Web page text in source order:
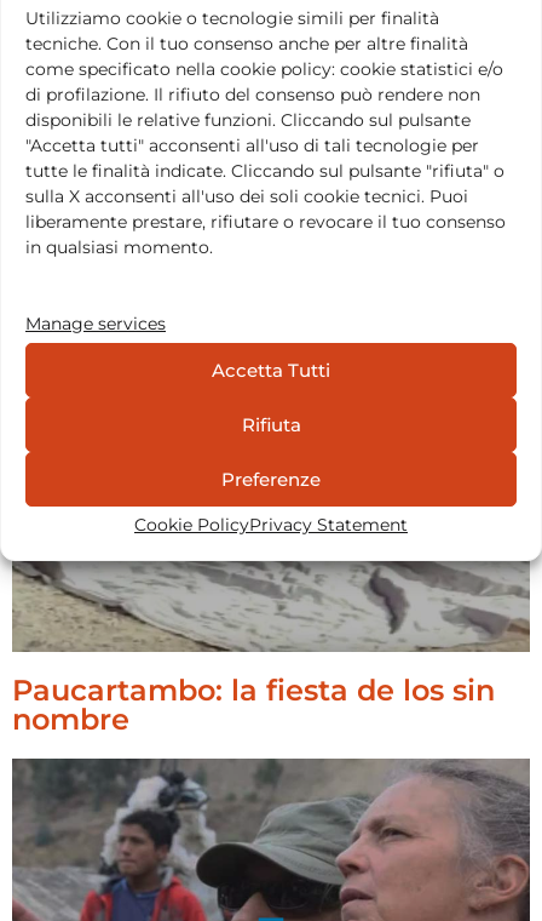
Utilizziamo cookie o tecnologie simili per finalità
tecniche. Con il tuo consenso anche per altre finalità
come specificato nella cookie policy: cookie statistici e/o
di profilazione. Il rifiuto del consenso può rendere non
disponibili le relative funzioni. Cliccando sul pulsante
"Accetta tutti" acconsenti all'uso di tali tecnologie per
tutte le finalità indicate. Cliccando sul pulsante "rifiuta" o
sulla X acconsenti all'uso dei soli cookie tecnici. Puoi
liberamente prestare, rifiutare o revocare il tuo consenso
in qualsiasi momento.
Manage services
Accetta Tutti
Rifiuta
Preferenze
Cookie PolicyPrivacy Statement
Shakti Trance
Paucartambo: la fiesta de los sin
nombre